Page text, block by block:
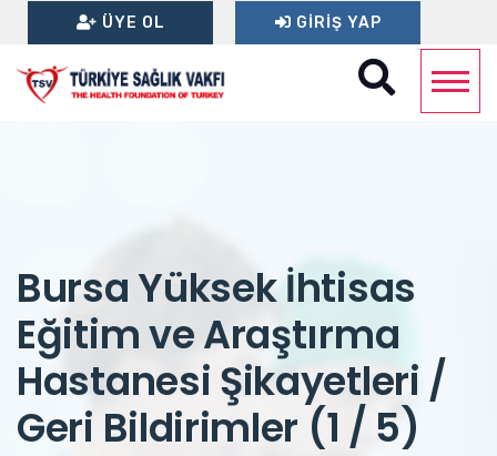
ÜYE OL GIRIŞ YAP
Bursa Yüksek İhtisas
Eğitim ve Araştırma
Hastanesi Şikayetleri /
Geri Bildirimler (1 / 5)